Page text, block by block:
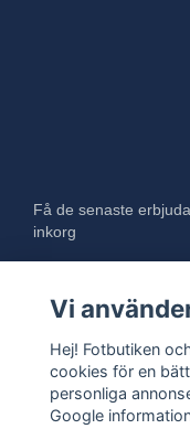
Få de senaste
inkorg
Vi
Hej! Fotbutiken
cookies för en
personliga
Google